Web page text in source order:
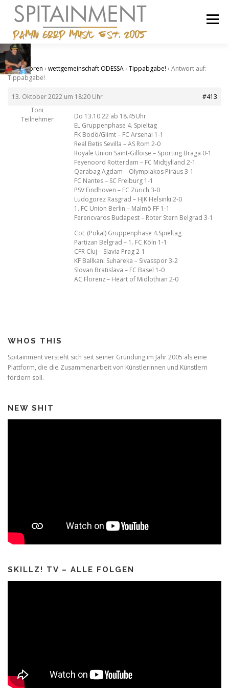
springen
Menü
STARTSEITE
Start›Foren › wettgemeinschaft ODESSA› Tippabgabe! › Antwort auf:
Tippabgabe!
13. Oktober 2022 um 18:20 Uhr
#413
Toni
Teilnehmer
Do 13.10.22 ab 18.45Uhr
EL Gruppenphase 4. Spieltag
FK Bodö/Glimt – FC Arsenal 1-1
Real Betis Sevilla – AS Rom 2-0
Royale Union Saint-Gilloise – Sporting Braga 0-1
Feyenoord Rotterdam – FC Midtjylland 2-1
Qarabag Agdam – Olympiakos Piräus 3-1
FC Nantes – SC Freiburg 1-1
PSV Eindhoven – FC Zürich 3-0
Ludogorez Rasgrad – HJK Helsinki 2-0
1. FC Union Berlin – Malmö FF 1-1
Ferencvaros Budapest – Roter Stern Belgrad 3-1
CoL (Pokal) Gruppenphase 4.Spieltag
Partizan Belgrad – 1. FC Köln 1-1
CFR Cluj – Slavia Prag 2-1
KF Ballkani Suhareka – Sivasspor 3-2
Slovan Bratislava – FC Basel 1-0
AC Florenz – Heart of Midlothian 2-0
WHOS THIS
Spitainment versteht sich seit seiner Gründung im Jahr 2005 als eine
Plattform, die die Zusammenarbeit von Künstlerinnen und Künstlern
fördern soll.
NEW SHIT
SKILLZ! TV – ALLE FOLGEN